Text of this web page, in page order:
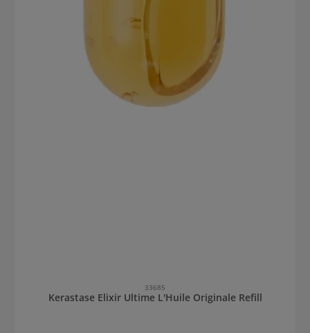
33685
Kerastase Elixir Ultime L'Huile Originale Refill